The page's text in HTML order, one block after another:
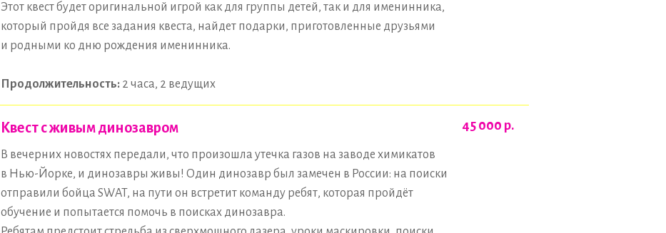
Этот квест будет оригинальной игрой как для группы детей, так и для именинника,
который пройдя все задания квеста, найдет подарки, приготовленные друзьями
и родными ко дню рождения именинника.
Продолжительность: 2 часа, 2 ведущих
Квест с живым динозавром
В вечерних новостях передали, что произошла утечка газов на заводе химикатов
в Нью-Йорке, и динозавры живы! Один динозавр был замечен в России: на поиски
отправили бойца SWAT, на пути он встретит команду ребят, которая пройдёт
обучение и попытается помочь в поисках динозавра.
45 000 р.